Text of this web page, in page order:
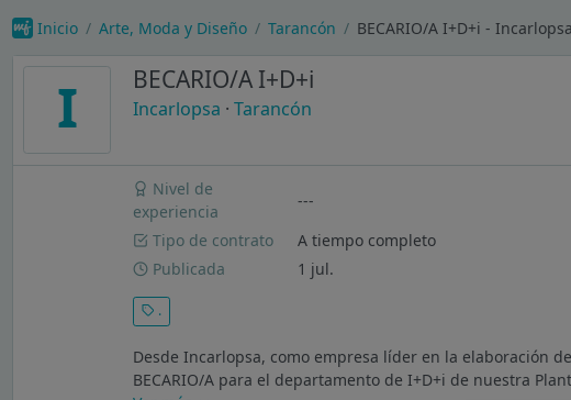
Inicio Arte, Moda y Diseño Tarancón BECARIO/A I+D+i - Incarlopsa
I BECARIO/A I+D+i
Incarlopsa · Tarancón
Nivel de
experiencia
---
Tipo de contrato
A tiempo completo
Publicada
1 jul.
.
Desde Incarlopsa, como empresa líder en la elaboración
BECARIO/A para el departamento de I+D+i de nuestra